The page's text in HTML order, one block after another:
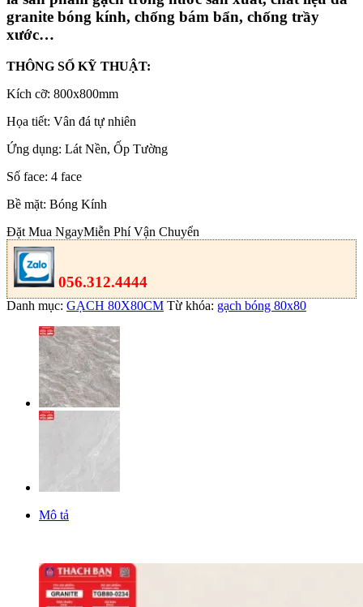
granite bóng kính, chống bám bẩn, chống trầy
xước…
THÔNG SỐ KỸ THUẬT:
Kích cỡ: 800x800mm
Họa tiết: Vân đá tự nhiên
Ứng dụng: Lát Nền, Ốp Tường
Số face: 4 face
Bề mặt: Bóng Kính
Đặt Mua NgayMiễn Phí Vận Chuyển
056.312.4444
Danh mục: GẠCH 80X80CM Từ khóa: gạch bóng 80x80
Mô tả